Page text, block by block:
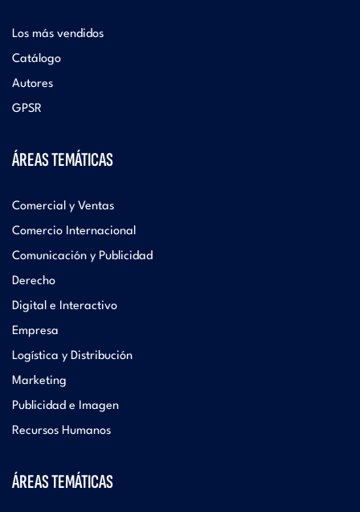
Los más vendidos
Catálogo
Autores
GPSR
ÁREAS TEMÁTICAS
Comercial y Ventas
Comercio Internacional
Comunicación y Publicidad
Derecho
Digital e Interactivo
Empresa
Logística y Distribución
Marketing
Publicidad e Imagen
Recursos Humanos
ÁREAS TEMÁTICAS